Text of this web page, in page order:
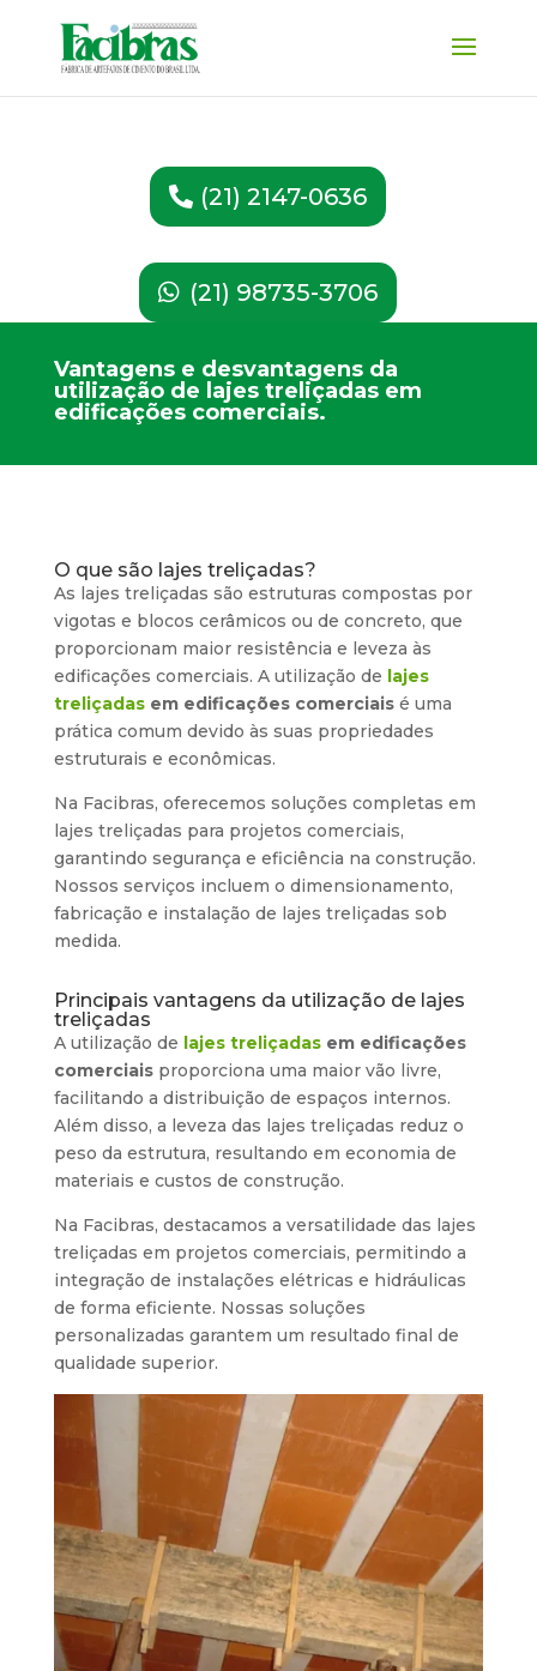
(21) 2147-0636
(21) 98735-3706
Vantagens e desvantagens da
utilização de lajes treliçadas em
edificações comerciais.
O que são lajes treliçadas?
As lajes treliçadas são estruturas compostas por
vigotas e blocos cerâmicos ou de concreto, que
proporcionam maior resistência e leveza às
edificações comerciais. A utilização de lajes
treliçadasem edificações comerciaisé uma
prática comum devido às suas propriedades
estruturais e econômicas.
Na Facibras, oferecemos soluções completas em
lajes treliçadas para projetos comerciais,
garantindo segurança e eficiência na construção.
Nossos serviços incluem o dimensionamento,
fabricação e instalação de lajes treliçadas sob
medida.
Principais vantagens da utilização de lajes
treliçadas
A utilização de lajes treliçadasem edificações
comerciaisproporciona uma maior vão livre,
facilitando a distribuição de espaços internos.
Além disso, a leveza das lajes treliçadas reduz o
peso da estrutura, resultando em economia de
materiais e custos de construção.
Na Facibras, destacamos a versatilidade das lajes
treliçadas em projetos comerciais, permitindo a
integração de instalações elétricas e hidráulicas
de forma eficiente. Nossas soluções
personalizadas garantem um resultado final de
qualidade superior.